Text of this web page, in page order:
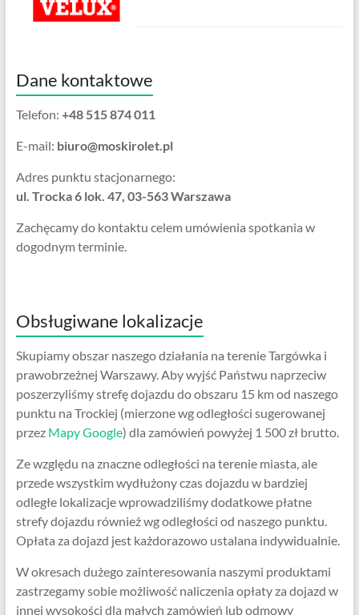
Dane kontaktowe
Telefon: +48 515 874 011
E-mail: biuro@moskirolet.pl
Adres punktu stacjonarnego:
ul. Trocka 6 lok. 47, 03-563 Warszawa
Zachęcamy do kontaktu celem umówienia spotkania w
dogodnym terminie.
Obsługiwane lokalizacje
Skupiamy obszar naszego działania na terenie Targówka i
prawobrzeżnej Warszawy. Aby wyjść Państwu naprzeciw
poszerzyliśmy strefę dojazdu do obszaru 15 km od naszego
punktu na Trockiej (mierzone wg odległości sugerowanej
przez Mapy Google) dla zamówień powyżej 1 500 zł brutto.
Ze względu na znaczne odległości na terenie miasta, ale
przede wszystkim wydłużony czas dojazdu w bardziej
odległe lokalizacje wprowadziliśmy dodatkowe płatne
strefy dojazdu również wg odległości od naszego punktu.
Opłata za dojazd jest każdorazowo ustalana indywidualnie.
W okresach dużego zainteresowania naszymi produktami
zastrzegamy sobie możliwość naliczenia opłaty za dojazd w
innej wysokości dla małych zamówień lub odmowy